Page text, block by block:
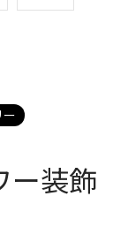
ー
ー装飾